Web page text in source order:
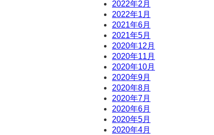
2022年2月
2022年1月
2021年6月
2021年5月
2020年12月
2020年11月
2020年10月
2020年9月
2020年8月
2020年7月
2020年6月
2020年5月
2020年4月